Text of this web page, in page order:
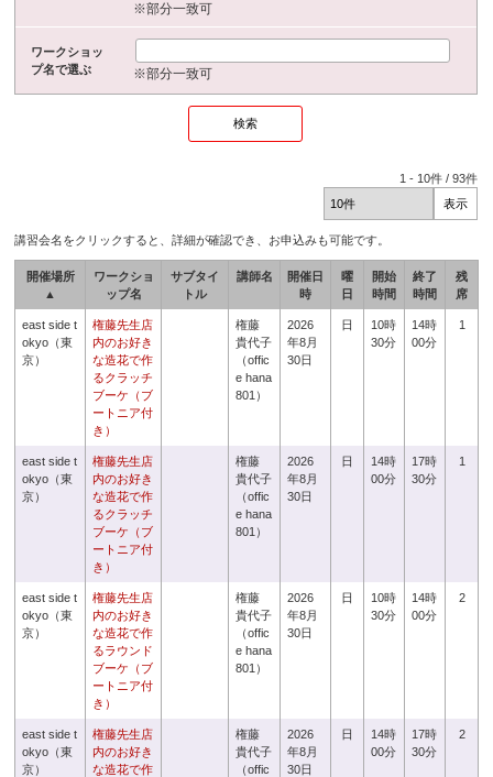
※部分一致可
ワークショッ
プ名で選ぶ
※部分一致可
1 - 10件 /93件
講習会名をクリックすると、詳細が確認でき、お申込みも可能です。
開催場所
▲
ワークショ
ップ名
サブタイ
トル
講師名
開催日
時
曜
日
開始
時間
終了
時間
残
席
east side t
okyo（東
京）
権藤先生店
内のお好き
な造花で作
るクラッチ
ブーケ（ブ
ートニア付
き）
権藤
貴代子
（offic
e hana
801）
2026
年8月
30日
日
10時
30分
14時
00分
1
east side t
okyo（東
京）
権藤先生店
内のお好き
な造花で作
るクラッチ
ブーケ（ブ
ートニア付
き）
権藤
貴代子
（offic
e hana
801）
2026
年8月
30日
日
14時
00分
17時
30分
1
east side t
okyo（東
京）
権藤先生店
内のお好き
な造花で作
るラウンド
ブーケ（ブ
ートニア付
き）
権藤
貴代子
（offic
e hana
801）
2026
年8月
30日
日
10時
30分
14時
00分
2
east side t
okyo（東
京）
権藤先生店
内のお好き
な造花で作
権藤
貴代子
（offic
2026
年8月
30日
日
14時
00分
17時
30分
2